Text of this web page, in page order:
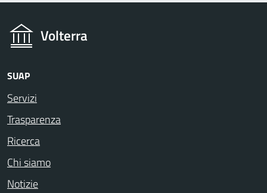
Volterra
SUAP
Servizi
Trasparenza
Ricerca
Chi siamo
Notizie